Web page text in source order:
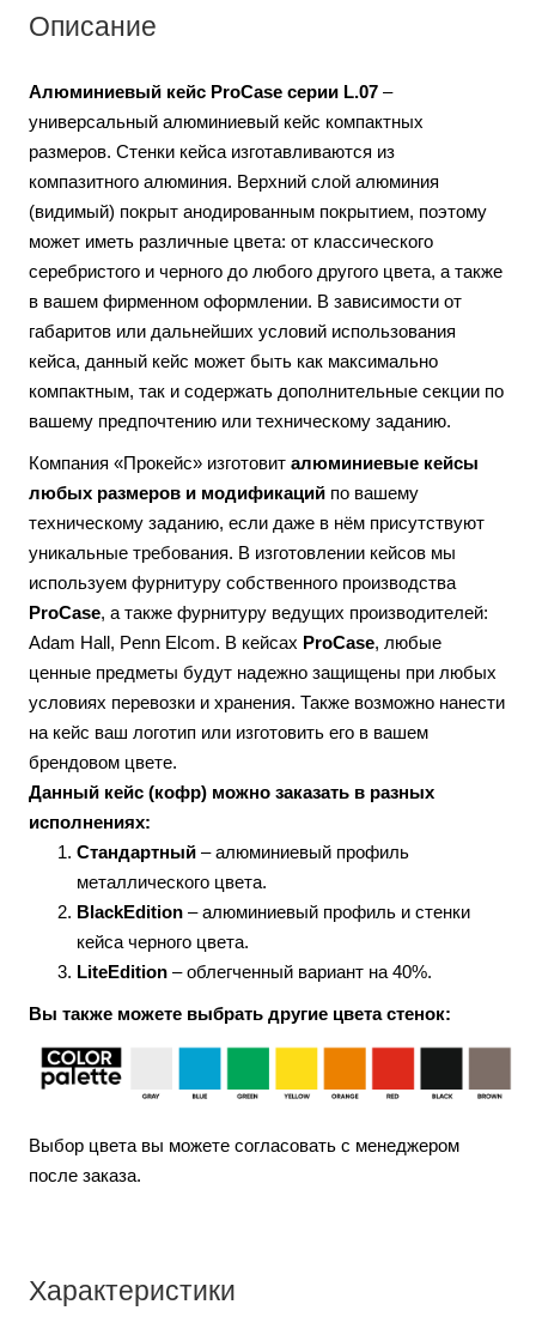
Описание
Алюминиевый кейс ProCase серии L.07 –
универсальный алюминиевый кейс компактных
размеров. Стенки кейса изготавливаются из
компазитного алюминия. Верхний слой алюминия
(видимый) покрыт анодированным покрытием, поэтому
может иметь различные цвета: от классического
серебристого и черного до любого другого цвета, а также
в вашем фирменном оформлении. В зависимости от
габаритов или дальнейших условий использования
кейса, данный кейс может быть как максимально
компактным, так и содержать дополнительные секции по
вашему предпочтению или техническому заданию.
Компания «Прокейс» изготовит алюминиевые кейсы
любых размеров и модификаций по вашему
техническому заданию, если даже в нём присутствуют
уникальные требования. В изготовлении кейсов мы
используем фурнитуру собственного производства
ProCase, а также фурнитуру ведущих производителей:
Adam Hall, Penn Elcom. В кейсах ProCase, любые
ценные предметы будут надежно защищены при любых
условиях перевозки и хранения. Также возможно нанести
на кейс ваш логотип или изготовить его в вашем
брендовом цвете.
Данный кейс (кофр) можно заказать в разных
исполнениях:
Стандартный – алюминиевый профиль
металлического цвета.
BlackEdition – алюминиевый профиль и стенки
кейса черного цвета.
LiteEdition – облегченный вариант на 40%.
Вы также можете выбрать другие цвета стенок:
Выбор цвета вы можете согласовать с менеджером
после заказа.
Характеристики